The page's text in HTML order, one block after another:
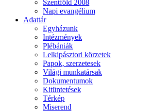
Szentföld 2008
Napi evangélium
Adattár
Egyházunk
Intézmények
Plébániák
Lelkipásztori körzetek
Papok, szerzetesek
Világi munkatársak
Dokumentumok
Kitüntetések
Térkép
Miserend